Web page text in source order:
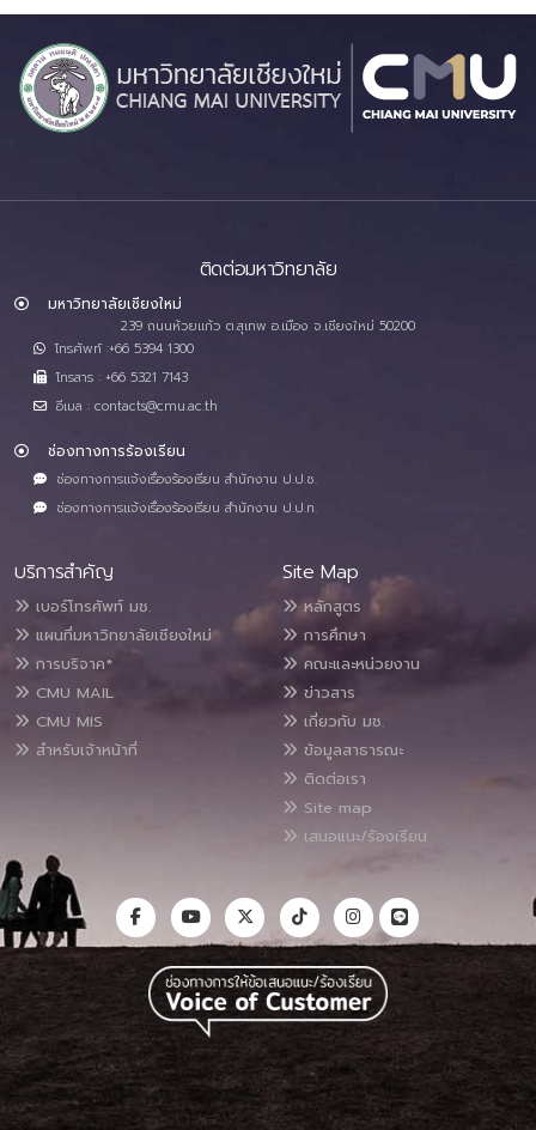
ติดต่อมหาวิทยาลัย
มหาวิทยาลัยเชียงใหม่
239 ถนนห้วยแก้ว ต.สุเทพ อ.เมือง จ.เชียงใหม่ 50200
โทรศัพท์ :+66 5394 1300
โทรสาร : +66 5321 7143
อีเมล : contacts@cmu.ac.th
ช่องทางการร้องเรียน
ช่องทางการแจ้งเรื่องร้องเรียน สำนักงาน ป.ป.ช.
ช่องทางการแจ้งเรื่องร้องเรียน สำนักงาน ป.ป.ท.
บริการสำคัญ
เบอร์โทรศัพท์ มช.
แผนที่มหาวิทยาลัยเชียงใหม่
การบริจาค*
CMU MAIL
CMU MIS
สำหรับเจ้าหน้าที่
Site Map
หลักสูตร
การศึกษา
คณะและหน่วยงาน
ข่าวสาร
เกี่ยวกับ มช.
ข้อมูลสาธารณะ
ติดต่อเรา
Site map
เสนอแนะ/ร้องเรียน